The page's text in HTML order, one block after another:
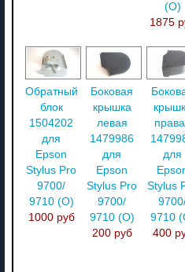
(О)
1875
Обратный
блок
1504202
для
Epson
Stylus Pro
9700/
9710 (O)
1000 руб
Боковая
крышка
левая
1479986
для
Epson
Stylus Pro
9700/
9710 (O)
200 руб
для
Stylus
9710
400